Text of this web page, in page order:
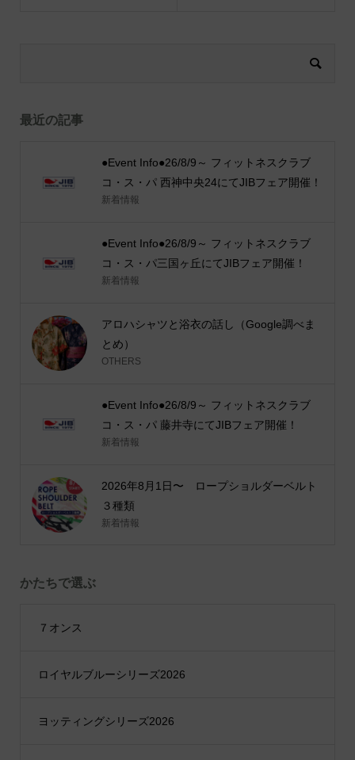
最近の記事
●Event Info●26/8/9～ フィットネスクラブ
コ・ス・パ 西神中央24にてJIBフェア開催！
新着情報
●Event Info●26/8/9～ フィットネスクラブ
コ・ス・パ三国ヶ丘にてJIBフェア開催！
新着情報
アロハシャツと浴衣の話し（Google調べま
とめ）
OTHERS
●Event Info●26/8/9～ フィットネスクラブ
コ・ス・パ 藤井寺にてJIBフェア開催！
新着情報
2026年8月1日〜 ロープショルダーベルト
３種類
新着情報
かたちで選ぶ
７オンス
ロイヤルブルーシリーズ2026
ヨッティングシリーズ2026